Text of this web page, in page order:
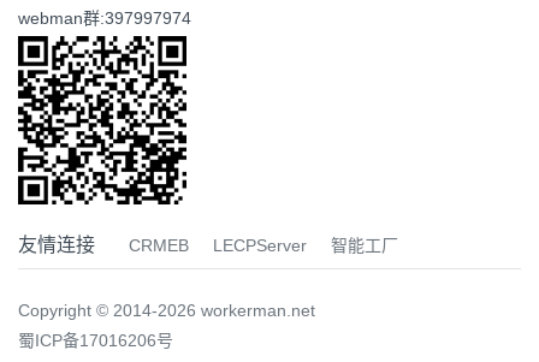
webman群:397997974
友情连接 CRMEB LECPServer 智能工厂
Copyright © 2014-2026 workerman.net
蜀ICP备17016206号